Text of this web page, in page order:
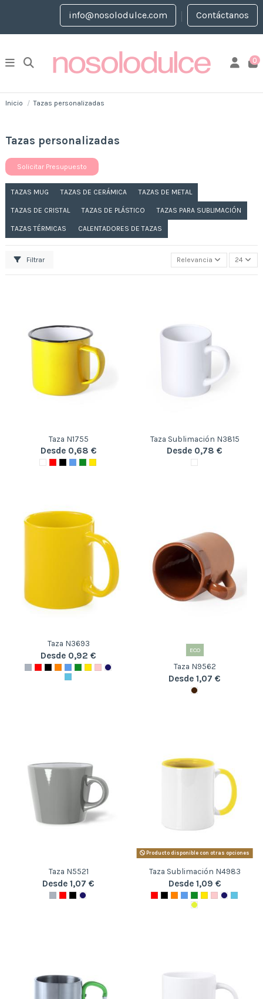
info@nosolodulce.com Contáctanos
0
Inicio Tazas personalizadas
Tazas personalizadas
Solicitar Presupuesto
TAZAS MUG TAZAS DE CERÁMICA TAZAS DE METAL
TAZAS DE CRISTAL TAZAS DE PLÁSTICO TAZAS PARA SUBLIMACIÓN
TAZAS TÉRMICAS CALENTADORES DE TAZAS
Filtrar Relevancia 24
Taza N1755
Desde 0,68 €
Taza Sublimación N3815
Desde 0,78 €
Taza N3693
Desde 0,92 €
ECO
Taza N9562
Desde 1,07 €
Taza N5521
Desde 1,07 €
Producto disponible con otras opciones
Taza Sublimación N4983
Desde 1,09 €